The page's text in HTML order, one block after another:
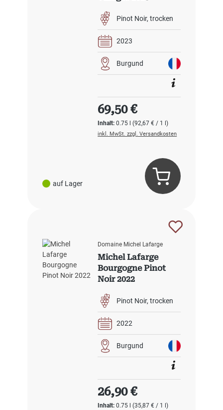
auf Lager
Pinot Noir trocken
2023
Burgund
Inhalt:0.75 l(92,67 € / 1 l)
Regulärer Preis:
69,50 €
inkl. MwSt. zzgl. Versandkosten
Domaine Michel Lafarge
Michel Lafarge
Bourgogne Pinot
Noir 2022
Pinot Noir trocken
2022
Burgund
Inhalt:0.75 l(35,87 € / 1 l)
Regulärer Preis:
26,90 €